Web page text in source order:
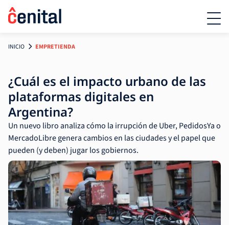
INICIO EMPRETIENDA
¿Cuál es el impacto urbano de las
plataformas digitales en
Argentina?
Un nuevo libro analiza cómo la irrupción de Uber, PedidosYa o
MercadoLibre genera cambios en las ciudades y el papel que
pueden (y deben) jugar los gobiernos.